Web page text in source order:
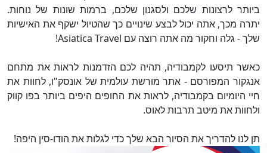
ביותר לרצונות שלכם ולסגנון שלכם, ברמות שונות של נוחות.
יתרה מכך, אתה יכול לבצע שינויים כך שהטיול ישקף את האישיות
שלך - גלה וחקור מה אתה רוצה עם Asiatica Travel!
כאשר תיסעו לקמבודיה, תהיה לכם הזדמנות לראות את מתחם
אנגקור המפורסם - אתר מורשת עולמית של אונסק"ו, לחוות את
חיי היומיום בקמבודיה, לראות את החופים היפים ביותר בפו קווק
ולחוות את מיטב תרבות לאוס.
תן לנו להדריך את הסיור הבא שלך כדי לגלות את הודו-סין היפה!